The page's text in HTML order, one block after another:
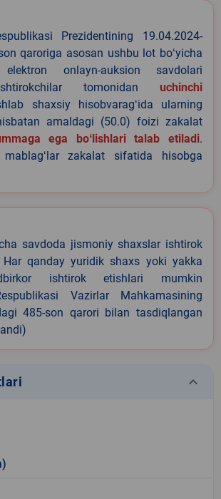
Prezidentining 19.04.2024-
qaroriga asosan ushbu lot boʻyicha
elektron onlayn-auksion savdolari
tomonidan uchinchi
shaxsiy hisobvaragʻida ularning
amaldagi (50.0) foizi zakalat
ega boʻlishlari talab etiladi.
zakalat sifatida hisobga
savdoda jismoniy shaxslar ishtirok
qanday yuridik shaxs yoki yakka
ishtirok etishlari mumkin
Vazirlar Mahkamasining
485-son qarori bilan tasdiqlangan
keyboard_arrow_down